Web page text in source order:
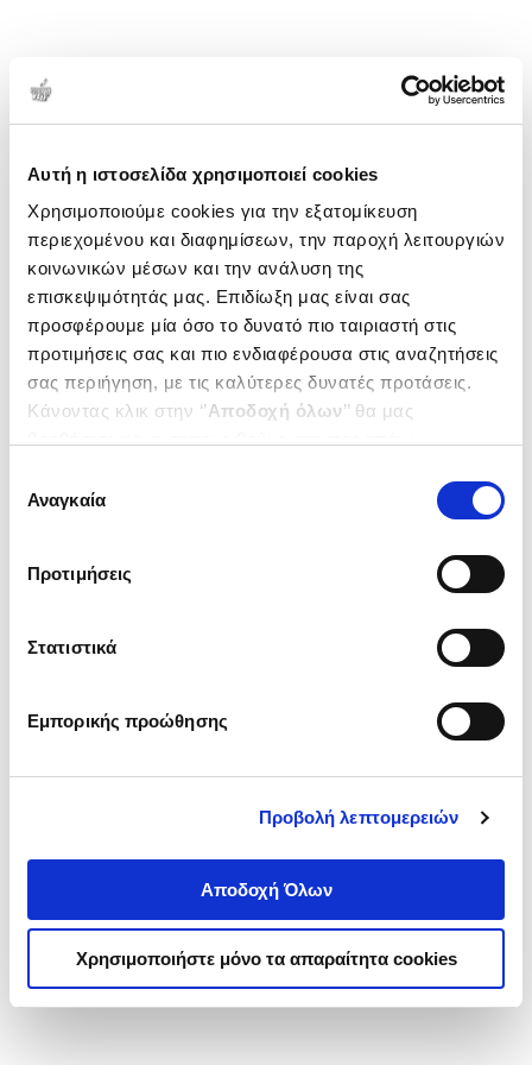
Αυτή η ιστοσελίδα χρησιμοποιεί cookies
Χρησιμοποιούμε cookies για την εξατομίκευση
περιεχομένου και διαφημίσεων, την παροχή λειτουργιών
κοινωνικών μέσων και την ανάλυση της
επισκεψιμότητάς μας. Επιδίωξη μας είναι σας
προσφέρουμε μία όσο το δυνατό πιο ταιριαστή στις
προτιμήσεις σας και πιο ενδιαφέρουσα στις αναζητήσεις
σας περιήγηση, με τις καλύτερες δυνατές προτάσεις.
Κάνοντας κλικ στην ‘’Αποδοχή όλων’’ θα μας
ενδιαφέρουν και να επιλέξετε από τα παρακάτω με την
΄΄και να ενημερωθείτε σχετικά με
συγκατάθεσης
Αναγκαία
Προτιμήσεις
Στατιστικά
Εμπορικής προώθησης
Προβολή λεπτομερειών
Αποδοχή Όλων
Χρησιμοποιήστε μόνο τα απαραίτητα cookies